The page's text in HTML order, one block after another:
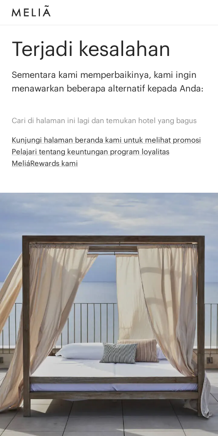
Terjadi kesalahan
Sementara kami memperbaikinya, kami ingin
menawarkan beberapa alternatif kepada Anda:
Cari di halaman ini lagi dan temukan hotel yang bagus
Kunjungi halaman beranda kami untuk melihat promosi
Pelajari tentang keuntungan program loyalitas
MeliáRewards kami